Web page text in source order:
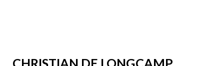
CHRISTIAN DE LONGCAMP